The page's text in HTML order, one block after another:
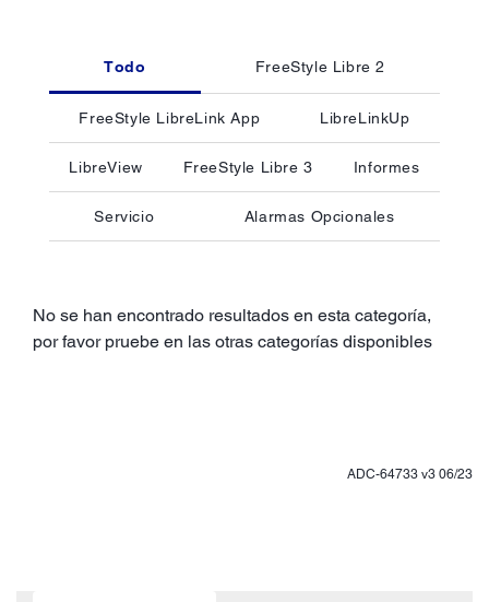
Todo FreeStyle Libre 2
FreeStyle LibreLink App LibreLinkUp
LibreView FreeStyle Libre 3 Informes
Servicio Alarmas Opcionales
No se han encontrado resultados en esta categoría,
por favor pruebe en las otras categorías disponibles
ADC-64733 v3 06/23